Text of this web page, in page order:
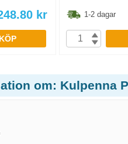
kr
KÖP
1-2 dagar
om: Kulpenna